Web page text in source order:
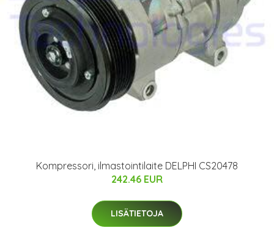
Kompressori, ilmastointilaite DELPHI CS20478
242.46 EUR
LISÄTIETOJA